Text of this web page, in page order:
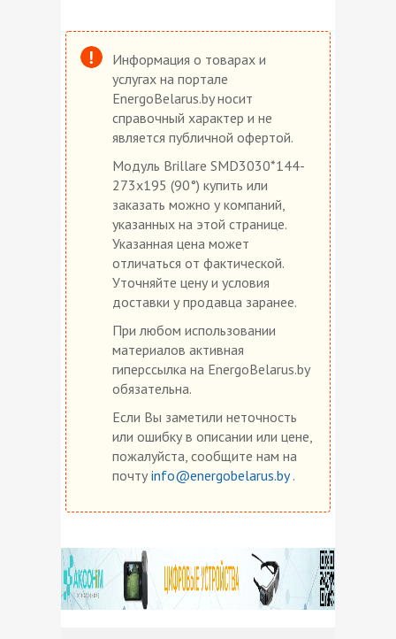
Информация о товарах и
услугах на портале
EnergoBelarus.by носит
справочный характер и не
является публичной офертой.
Модуль Brillare SMD3030*144-
273x195 (90°) купить или
заказать можно у компаний,
указанных на этой странице.
Указанная цена может
отличаться от фактической.
Уточняйте цену и условия
доставки у продавца заранее.
При любом использовании
материалов активная
гиперссылка на EnergoBelarus.by
обязательна.
Если Вы заметили неточность
или ошибку в описании или цене,
пожалуйста, сообщите нам на
почту info@energobelarus.by.